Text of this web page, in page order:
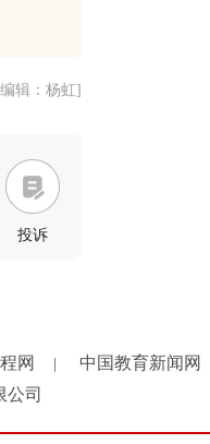
辑：杨虹]
投诉
网 中国教育新闻网
公司